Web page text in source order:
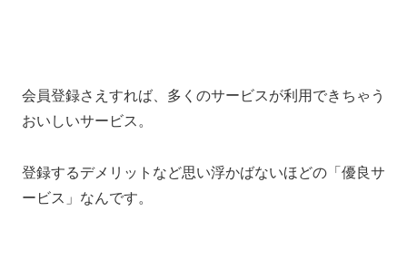
会員登録さえすれば、多くのサービスが利用できちゃう
おいしいサービス。
登録するデメリットなど思い浮かばないほどの「優良サ
ービス」なんです。